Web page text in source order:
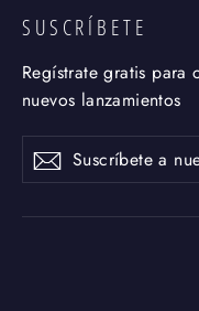
SUSCRÍBETE
Regístrate gratis para
nuevos lanzamientos
Suscríbete
lista
Suscribir